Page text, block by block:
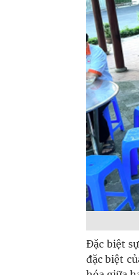
Đặc biệt
đặc biệt